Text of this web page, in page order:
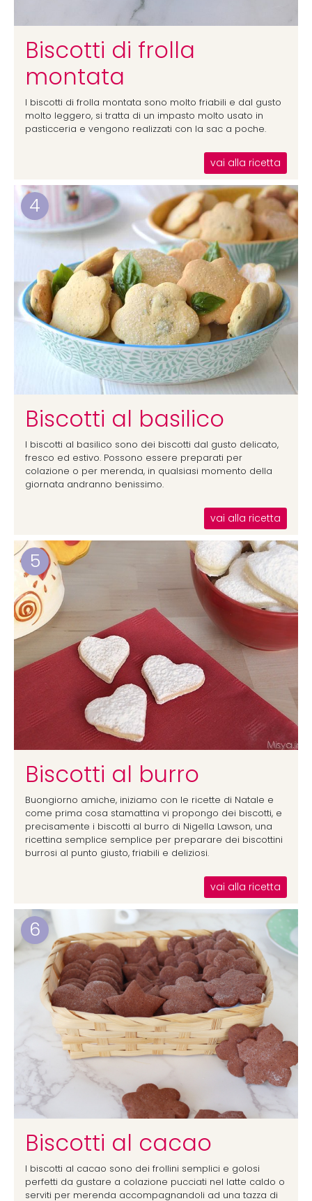
Biscotti di frolla
montata
I biscotti di frolla montata sono molto friabili e dal gusto
molto leggero, si tratta di un impasto molto usato in
pasticceria e vengono realizzati con la sac a poche.
vai alla ricetta
4
Biscotti al basilico
I biscotti al basilico sono dei biscotti dal gusto delicato,
fresco ed estivo. Possono essere preparati per
colazione o per merenda, in qualsiasi momento della
giornata andranno benissimo.
vai alla ricetta
5
Biscotti al burro
Buongiorno amiche, iniziamo con le ricette di Natale e
come prima cosa stamattina vi propongo dei biscotti, e
precisamente i biscotti al burro di Nigella Lawson, una
ricettina semplice semplice per preparare dei biscottini
burrosi al punto giusto, friabili e deliziosi.
vai alla ricetta
6
Biscotti al cacao
I biscotti al cacao sono dei frollini semplici e golosi
perfetti da gustare a colazione pucciati nel latte caldo o
serviti per merenda accompagnandoli ad una tazza di